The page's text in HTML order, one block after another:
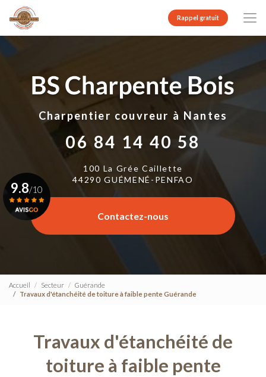
contenu
principal
Rappel gratuit
Charpentier couvreur à Nantes
06 84 14 40 58
100 La Grée Caillette
44290 GUÉMENÉ-PENFAO
Contactez-nous
9.8/10
Voir le certificat
Accueil Secteur
Guérande
Travaux d'étanchéité de toiture à faible pente Guérande
Travaux d'étanchéité de
toiture à faible pente